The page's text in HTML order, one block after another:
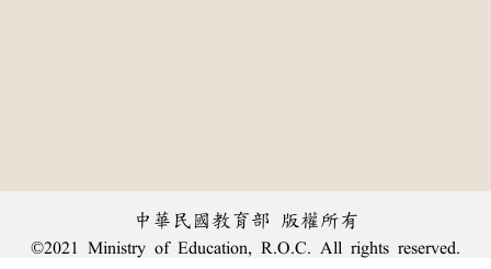
中華民國教育部 版權所有
©2021 Ministry of Education, R.O.C. All rights reserved.